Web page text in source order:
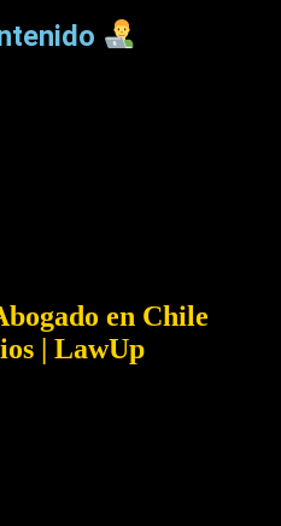
en Chile
| LawUp